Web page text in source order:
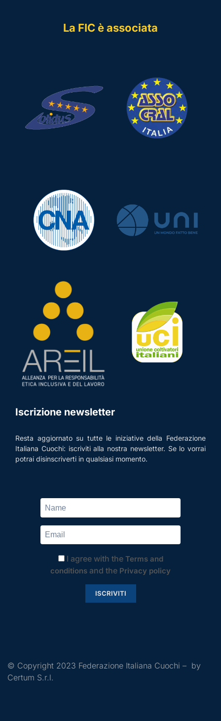
La FIC è associata
Iscrizione newsletter
Resta aggiornato su tutte le iniziative della Federazione
Italiana Cuochi: iscriviti alla nostra newsletter. Se lo vorrai
potrai disinscriverti in qualsiasi momento.
I agree with the Terms and
conditions and the Privacy policy
ISCRIVITI
© Copyright 2023 Federazione Italiana Cuochi – by
Certum S.r.l.